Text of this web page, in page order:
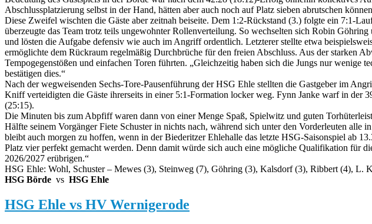
Abschlussplatzierung selbst in der Hand, hätten aber auch noch auf Platz sieben abrutschen
Diese Zweifel wischten die Gäste aber zeitnah beiseite. Dem 1:2-Rückstand (3.) folgte ein 7:1-
überzeugte das Team trotz teils ungewohnter Rollenverteilung. So wechselten sich Robin
und lösten die Aufgabe defensiv wie auch im Angriff ordentlich. Letzterer stellte etwa
ermöglichte dem Rückraum regelmäßig Durchbrüche für den freien Abschluss. Aus der starken
Tempogegenstößen und einfachen Toren führten. „Gleichzeitig haben sich die Jungs nur wenige
bestätigen dies.“
Nach der wegweisenden Sechs-Tore-Pausenführung der HSG Ehle stellten die Gastgeber im
Kniff verteidigten die Gäste ihrerseits in einer 5:1-Formation locker weg. Fynn Janke warf in der
(25:15).
Die Minuten bis zum Abpfiff waren dann von einer Menge Spaß, Spielwitz und guten
Hälfte seinem Vorgänger Fiete Schuster in nichts nach, während sich unter den Vorderleuten alle
bleibt auch morgen zu hoffen, wenn in der Biederitzer Ehlehalle das letzte HSG-Saisonspiel ab
Platz vier perfekt gemacht werden. Denn damit würde sich auch eine mögliche Qualifikation für
2026/2027 erübrigen.“
HSG Ehle: Wohl, Schuster – Mewes (3), Steinweg (7), Göhring (3), Kalsdorf (3), Ribbert (4), L.
HSG Börde vs HSG Ehle
HSG Ehle vs HV Wernigerode